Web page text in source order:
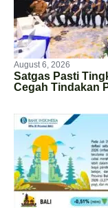
August 6, 2026
Satgas Pasti
Cegah Tindakan